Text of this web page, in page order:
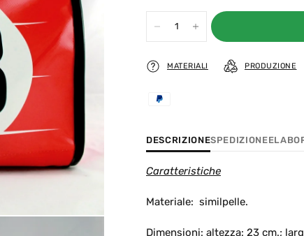
MATERIALI PRODUZIONE
DESCRIZIONESPEDIZIONE
Caratteristiche
Materiale: similpelle.
Dimensioni: altezza: 23 cm.;